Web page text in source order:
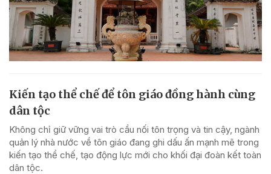
Kiến tạo thể chế để tôn giáo đồng hành cùng
dân tộc
Không chỉ giữ vững vai trò cầu nối tôn trọng và tin cậy, ngành
quản lý nhà nước về tôn giáo đang ghi dấu ấn mạnh mẽ trong
kiến tạo thể chế, tạo động lực mới cho khối đại đoàn kết toàn
dân tộc.